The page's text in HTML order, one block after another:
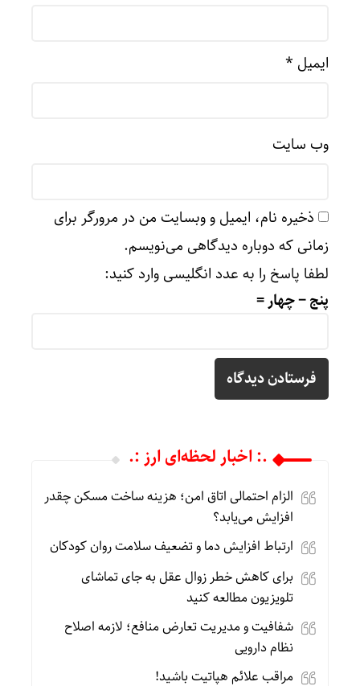
ایمیل *
وب‌ سایت
ذخیره نام، ایمیل و وبسایت من در مرورگر برای
زمانی که دوباره دیدگاهی می‌نویسم.
لطفا پاسخ را به عدد انگلیسی وارد کنید:
پنج − چهار =
.: اخبار لحظه‌ای ارز :.
الزام احتمالی اتاق امن؛ هزینه ساخت مسکن چقدر
افزایش می‌یابد؟
ارتباط افزایش دما و تضعیف سلامت روان کودکان
برای کاهش خطر زوال عقل به جای تماشای
تلویزیون مطالعه کنید
شفافیت و مدیریت تعارض منافع؛ لازمه اصلاح
نظام دارویی
مراقب علائم هپاتیت باشید!